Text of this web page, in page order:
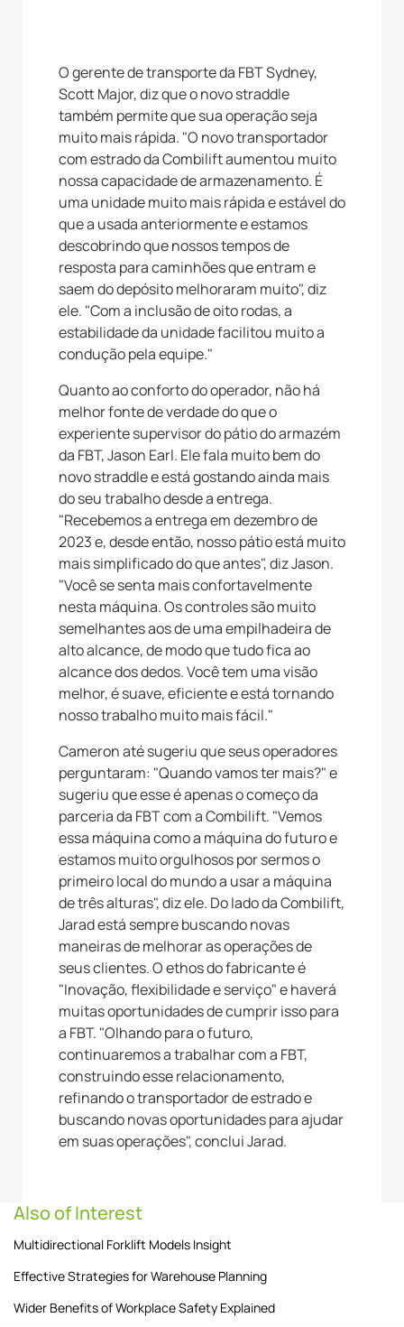
O gerente de transporte da FBT Sydney,
Scott Major, diz que o novo straddle
também permite que sua operação seja
muito mais rápida. "O novo transportador
com estrado da Combilift aumentou muito
nossa capacidade de armazenamento. É
uma unidade muito mais rápida e estável do
que a usada anteriormente e estamos
descobrindo que nossos tempos de
resposta para caminhões que entram e
saem do depósito melhoraram muito", diz
ele. "Com a inclusão de oito rodas, a
estabilidade da unidade facilitou muito a
condução pela equipe."
Quanto ao conforto do operador, não há
melhor fonte de verdade do que o
experiente supervisor do pátio do armazém
da FBT, Jason Earl. Ele fala muito bem do
novo straddle e está gostando ainda mais
do seu trabalho desde a entrega.
"Recebemos a entrega em dezembro de
2023 e, desde então, nosso pátio está muito
mais simplificado do que antes", diz Jason.
"Você se senta mais confortavelmente
nesta máquina. Os controles são muito
semelhantes aos de uma empilhadeira de
alto alcance, de modo que tudo fica ao
alcance dos dedos. Você tem uma visão
melhor, é suave, eficiente e está tornando
nosso trabalho muito mais fácil."
Cameron até sugeriu que seus operadores
perguntaram: "Quando vamos ter mais?" e
sugeriu que esse é apenas o começo da
parceria da FBT com a Combilift. "Vemos
essa máquina como a máquina do futuro e
estamos muito orgulhosos por sermos o
primeiro local do mundo a usar a máquina
de três alturas", diz ele. Do lado da Combilift,
Jarad está sempre buscando novas
maneiras de melhorar as operações de
seus clientes. O ethos do fabricante é
"Inovação, flexibilidade e serviço" e haverá
muitas oportunidades de cumprir isso para
a FBT. "Olhando para o futuro,
continuaremos a trabalhar com a FBT,
construindo esse relacionamento,
refinando o transportador de estrado e
buscando novas oportunidades para ajudar
em suas operações", conclui Jarad.
Also of Interest
Multidirectional Forklift Models Insight
Effective Strategies for Warehouse Planning
Wider Benefits of Workplace Safety Explained